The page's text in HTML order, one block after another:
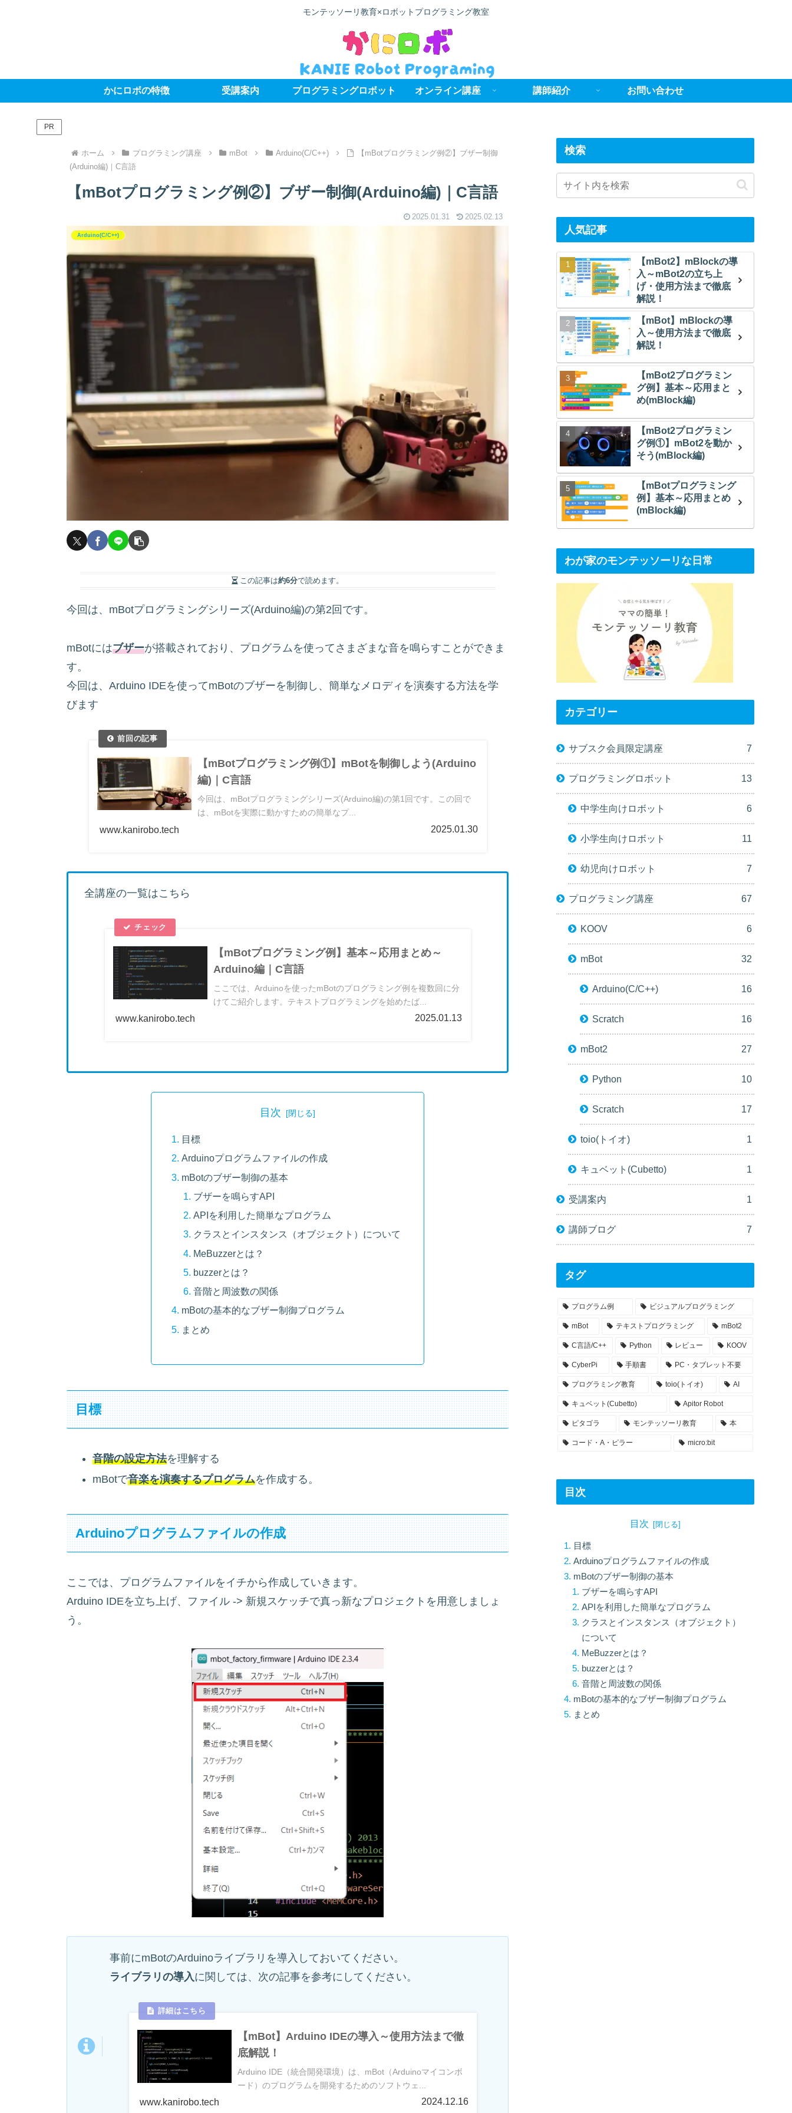
モンテッソーリ教育×ロボットプログラミング教室
かにロボの特徴 受講案内 プログラミングロボット オンライン講座 講師紹介 お問い合わせ
PR
ホーム プログラミング講座 mBot Arduino(C/C++)
【mBotプログラミング例②】ブザー制御
(Arduino編)｜C言語
【mBotプログラミング例②】ブザー制御(Arduino編)｜C言語
2025.01.31 2025.02.13
Arduino(C/C++)
この記事は約6分で読めます。
今回は、mBotプログラミングシリーズ(Arduino編)の第2回です。
mBotにはブザーが搭載されており、プログラムを使ってさまざまな音を鳴らすことができま
す。
今回は、Arduino IDEを使ってmBotのブザーを制御し、簡単なメロディを演奏する方法を学
びます
【mBotプログラミング例①】mBotを制御しよう(Arduino
編)｜C言語
今回は、mBotプログラミングシリーズ(Arduino編)の第1回です。この回で
は、mBotを実際に動かすための簡単なプ...
www.kanirobo.tech 2025.01.30
全講座の一覧はこちら
【mBotプログラミング例】基本～応用まとめ～
Arduino編｜C言語
ここでは、Arduinoを使ったmBotのプログラミング例を複数回に分
けてご紹介します。テキストプログラミングを始めたば...
www.kanirobo.tech 2025.01.13
目次
目標
Arduinoプログラムファイルの作成
mBotのブザー制御の基本
ブザーを鳴らすAPI
APIを利用した簡単なプログラム
クラスとインスタンス（オブジェクト）について
MeBuzzerとは？
buzzerとは？
音階と周波数の関係
mBotの基本的なブザー制御プログラム
まとめ
目標
音階の設定方法を理解する
mBotで音楽を演奏するプログラムを作成する。
Arduinoプログラムファイルの作成
ここでは、プログラムファイルをイチから作成していきます。
Arduino IDEを立ち上げ、ファイル -> 新規スケッチで真っ新なプロジェクトを用意しましょ
う。
事前にmBotのArduinoライブラリを導入しておいてください。
ライブラリの導入に関しては、次の記事を参考にしてください。
【mBot】Arduino IDEの導入～使用方法まで徹
底解説！
Arduino IDE（統合開発環境）は、mBot（Arduinoマイコンボ
ード）のプログラムを開発するためのソフトウェ...
www.kanirobo.tech 2024.12.16
検索
人気記事
【mBot2】mBlockの導
入～mBot2の立ち上
げ・使用方法まで徹底
解説！
【mBot】mBlockの導
入～使用方法まで徹底
解説！
【mBot2プログラミン
グ例】基本～応用まと
め(mBlock編)
【mBot2プログラミン
グ例①】mBot2を動か
そう(mBlock編)
【mBotプログラミング
例】基本～応用まとめ
(mBlock編)
わが家のモンテッソーリな日常
カテゴリー
サブスク会員限定講座 7
プログラミングロボット 13
中学生向けロボット 6
小学生向けロボット 11
幼児向けロボット 7
プログラミング講座 67
KOOV 6
mBot 32
Arduino(C/C++) 16
Scratch 16
mBot2 27
Python 10
Scratch 17
toio(トイオ) 1
キュベット(Cubetto) 1
受講案内 1
講師ブログ 7
タグ
プログラム例 ビジュアルプログラミング
mBot テキストプログラミング mBot2
C言語/C++ Python レビュー KOOV
CyberPi 手順書 PC・タブレット不要
プログラミング教育 toio(トイオ) AI
キュベット(Cubetto) Apitor Robot
ピタゴラ モンテッソーリ教育 本
コード・A・ピラー micro:bit
目次
目次
目標
Arduinoプログラムファイルの作成
mBotのブザー制御の基本
ブザーを鳴らすAPI
APIを利用した簡単なプログラム
クラスとインスタンス（オブジェクト）
について
MeBuzzerとは？
buzzerとは？
音階と周波数の関係
mBotの基本的なブザー制御プログラム
まとめ